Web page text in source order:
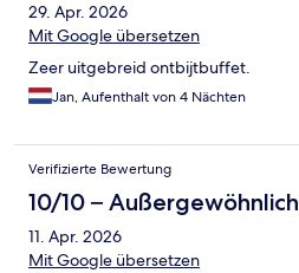
29. Apr. 2026
Mit Google übersetzen
Zeer uitgebreid ontbijtbuffet.
Jan, Aufenthalt von 4 Nächten
Verifizierte Bewertung
10/10 – Außergewöhnlich
11. Apr. 2026
Mit Google übersetzen